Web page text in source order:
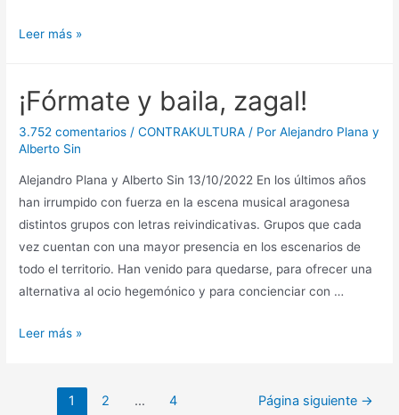
[Historia];
Leer más »
¡Fórmate y baila, zagal!
3.752 comentarios /CONTRAKULTURA / PorAlejandro Plana y
Alberto Sin
Alejandro Plana y Alberto Sin 13/10/2022 En los últimos años
han irrumpido con fuerza en la escena musical aragonesa
distintos grupos con letras reivindicativas. Grupos que cada
vez cuentan con una mayor presencia en los escenarios de
todo el territorio. Han venido para quedarse, para ofrecer una
alternativa al ocio hegemónico y para concienciar con …
¡Fórmate
Leer más »
Paginación1 2 … 4 Página siguiente →